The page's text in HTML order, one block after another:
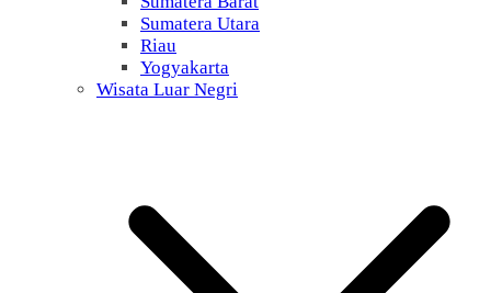
Sumatera Utara
Riau
Yogyakarta
Wisata Luar Negri